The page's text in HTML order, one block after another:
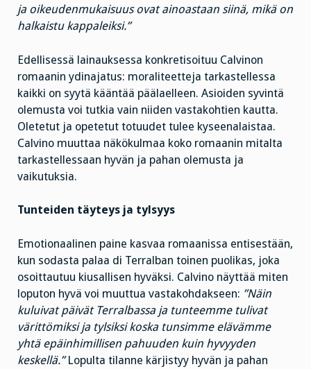
ja oikeudenmukaisuus ovat ainoastaan siinä, mikä on
halkaistu kappaleiksi.”
Edellisessä lainauksessa konkretisoituu Calvinon
romaanin ydinajatus: moraliteetteja tarkastellessa
kaikki on syytä kääntää päälaelleen. Asioiden syvintä
olemusta voi tutkia vain niiden vastakohtien kautta.
Oletetut ja opetetut totuudet tulee kyseenalaistaa.
Calvino muuttaa näkökulmaa koko romaanin mitalta
tarkastellessaan hyvän ja pahan olemusta ja
vaikutuksia.
Tunteiden täyteys ja tylsyys
Emotionaalinen paine kasvaa romaanissa entisestään,
kun sodasta palaa di Terralban toinen puolikas, joka
osoittautuu kiusallisen hyväksi. Calvino näyttää miten
loputon hyvä voi muuttua vastakohdakseen: ”Näin
kuluivat päivät Terralbassa ja tunteemme tulivat
värittömiksi ja tylsiksi koska tunsimme elävämme
yhtä epäinhimillisen pahuuden kuin hyvyyden
keskellä.” Lopulta tilanne kärjistyy hyvän ja pahan